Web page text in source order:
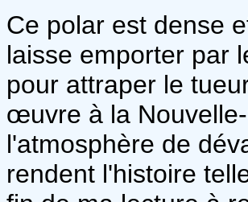
Ce polar est dense
laisse emporter par
pour attraper le
œuvre à la
l'atmosphère de
rendent l'histoire